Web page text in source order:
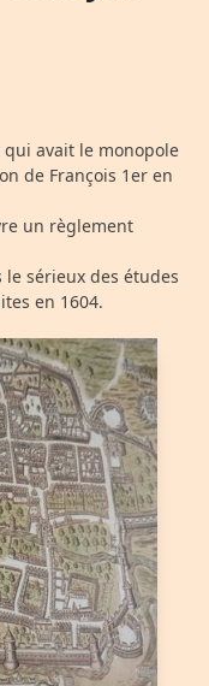
qui avait le monopole
de François 1er en
un règlement
sérieux des études
en 1604.